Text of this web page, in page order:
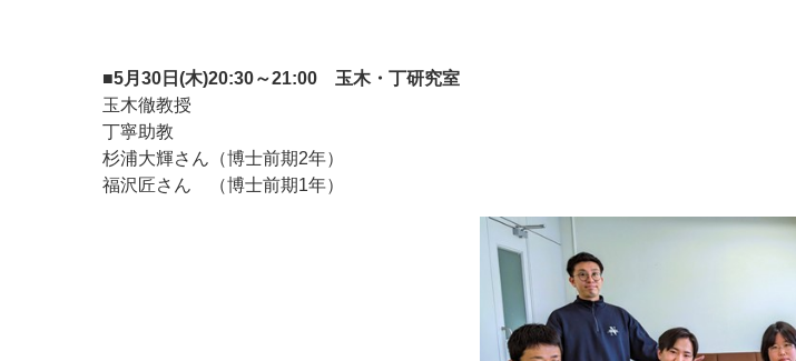
■5月30日(木)20:30～21:00 玉木・丁研究室
玉木徹教授
丁寧助教
杉浦大輝さん（博士前期2年）
福沢匠さん （博士前期1年）